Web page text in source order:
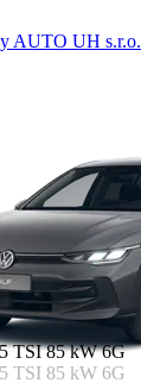
AUTO UH s.r.o.